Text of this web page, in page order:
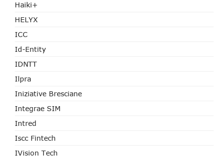
Haiki+
HELYX
ICC
Id-Entity
IDNTT
Ilpra
Iniziative Bresciane
Integrae SIM
Intred
Iscc Fintech
IVision Tech